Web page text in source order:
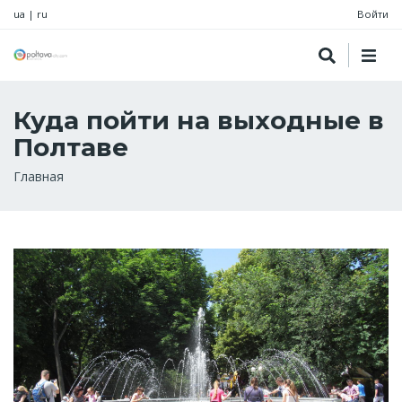
ua | ru Войти
Куда пойти на выходные в
Полтаве
Строка
Главная